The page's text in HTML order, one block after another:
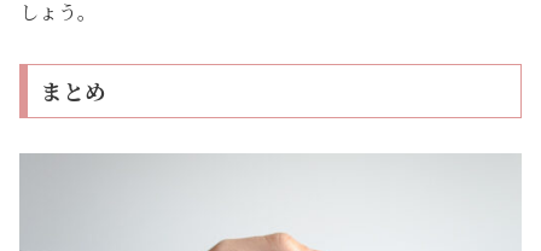
しょう。
まとめ